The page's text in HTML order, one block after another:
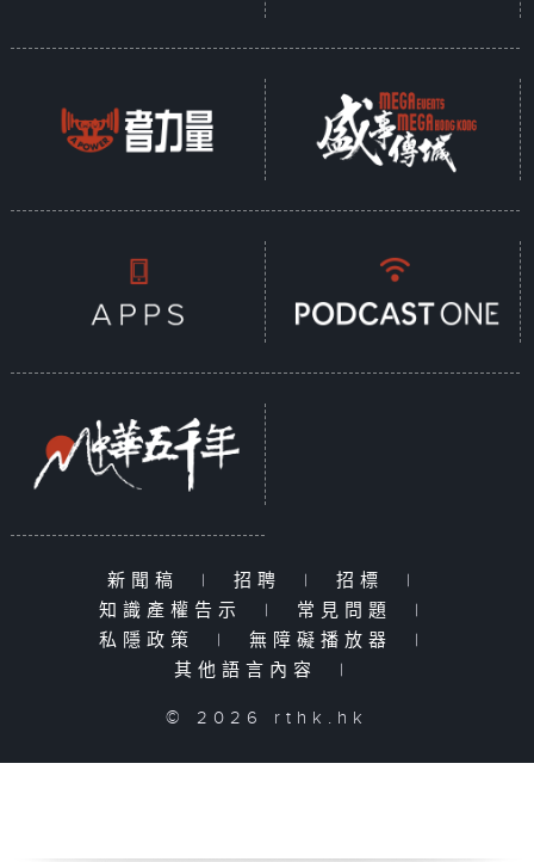
新聞稿 | 招聘 | 招標
|
知識產權告示
| 常見問題
|
私隱政策
| 無障礙播放器
|
其他語言內容
|
© 2026 rthk.hk